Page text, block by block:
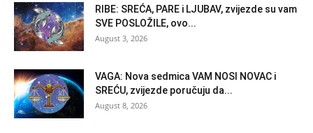
RIBE: SREĆA, PARE i LJUBAV, zvijezde su vam
SVE POSLOŽILE, ovo...
August 3, 2026
VAGA: Nova sedmica VAM NOSI NOVAC i
SREĆU, zvijezde poručuju da...
August 8, 2026